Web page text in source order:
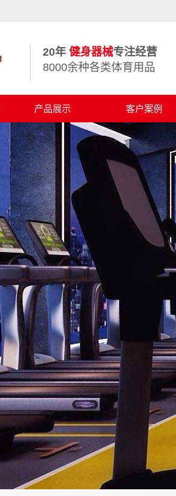
20年 健身器械专注经营
8000余种各类体育用品
产品展示 客户案例